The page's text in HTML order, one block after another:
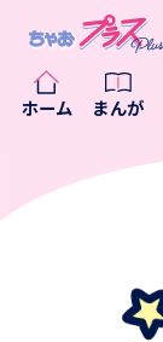
ホーム まんが